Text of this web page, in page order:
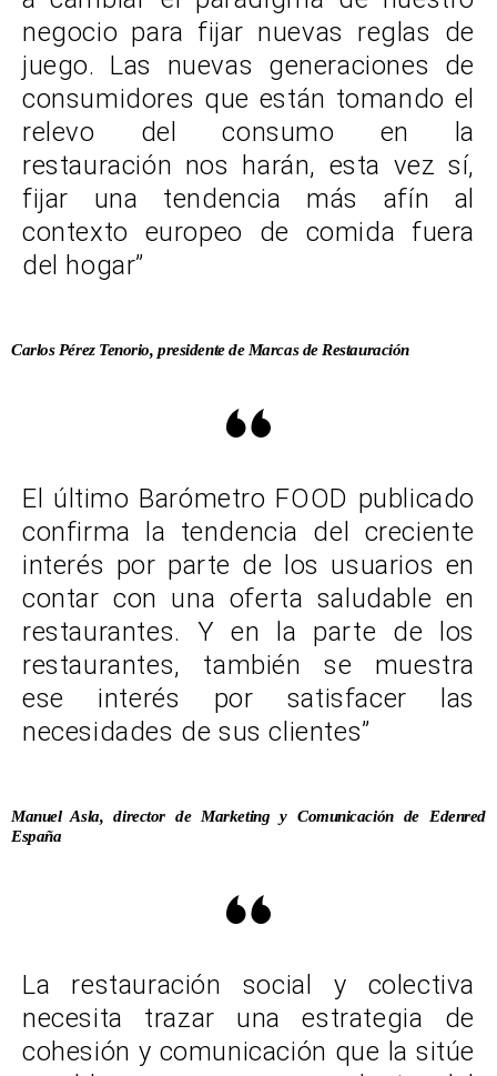
negocio para fijar nuevas reglas de
juego. Las nuevas generaciones de
consumidores que están tomando el
relevo del consumo en la
restauración nos harán, esta vez sí,
fijar una tendencia más afín al
contexto europeo de comida fuera
del hogar”
Carlos Pérez Tenorio, presidente de Marcas de Restauración
El último Barómetro FOOD publicado
confirma la tendencia del creciente
interés por parte de los usuarios en
contar con una oferta saludable en
restaurantes. Y en la parte de los
restaurantes, también se muestra
ese interés por satisfacer las
necesidades de sus clientes”
Manuel Asla, director de Marketing y Comunicación de Edenred
España
La restauración social y colectiva
necesita trazar una estrategia de
cohesión y comunicación que la sitúe